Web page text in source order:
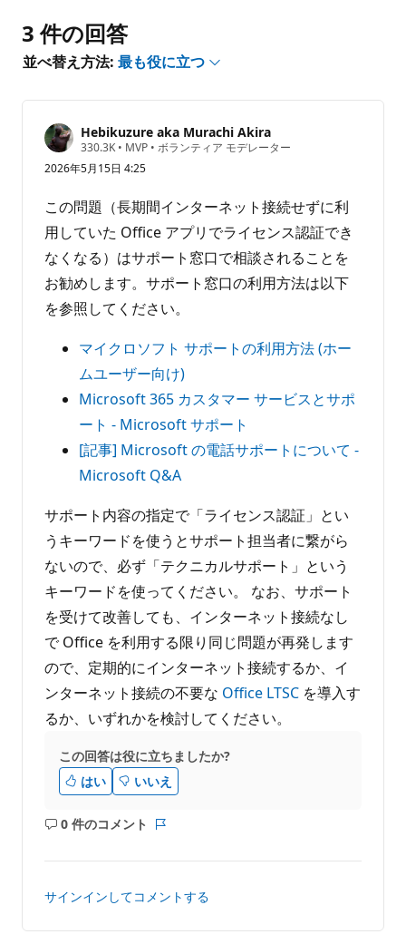
ま
せ
ん
3 件の回答
並べ替え方法: 最も役に立つ
Hebikuzure aka Murachi Akira
330.3K 評
価
の
イ
ン
ト
• MVP • ボランティア モデレーター
2026年5月15日 4:25
この問題（長期間インターネット接続せずに利
用していた Office アプリでライセンス認証でき
なくなる）はサポート窓口で相談されることを
お勧めします。サポート窓口の利用方法は以下
を参照してください。
マイクロソフト サポートの利用方法 (ホー
ムユーザー向け)
Microsoft 365 カスタマー サービスとサポ
ート - Microsoft サポート
[記事] Microsoft の電話サポートについて -
Microsoft Q&A
サポート内容の指定で「ライセンス認証」とい
うキーワードを使うとサポート担当者に繋がら
ないので、必ず「テクニカルサポート」という
キーワードを使ってください。 なお、サポート
を受けて改善しても、インターネット接続なし
で Office を利用する限り同じ問題が再発します
ので、定期的にインターネット接続するか、イ
ンターネット接続の不要な Office LTSC を導入す
るか、いずれかを検討してください。
この回答は役に立ちましたか?
はい
いいえ
0 件のコメント
コ
ト
あ
ト
サインインしてコメントする